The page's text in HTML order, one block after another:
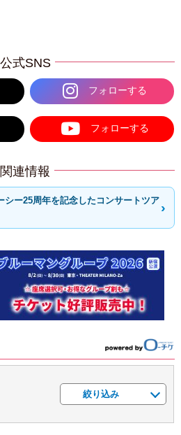
公式SNS
フォローする
フォローする
関連情報
シー25周年を記念したコンサートツア
絞り込み